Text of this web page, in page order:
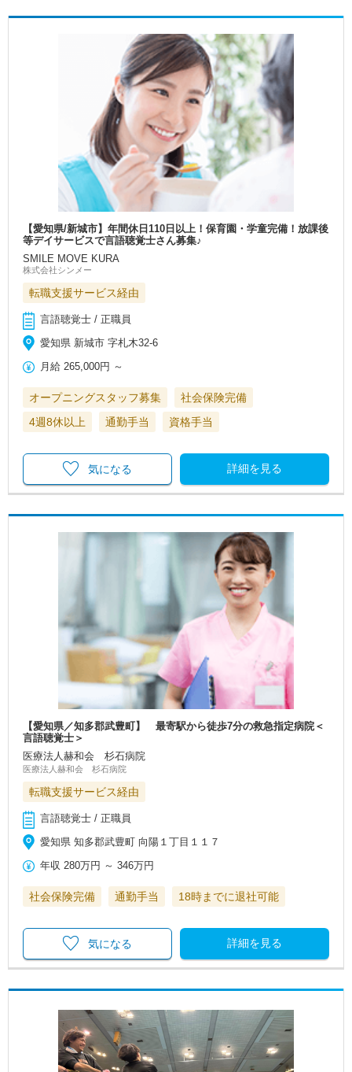
【愛知県/新城市】年間休日110日以上！保育園・学童完備！放課後
等デイサービスで言語聴覚士さん募集♪
SMILE MOVE KURA
株式会社シンメー
転職支援サービス経由
言語聴覚士 / 正職員
愛知県 新城市 字札木32‐6
月給 265,000円 ～
オープニングスタッフ募集
社会保険完備
4週8休以上
通勤手当 資格手当
詳細を見る
気になる
【愛知県／知多郡武豊町】 最寄駅から徒歩7分の救急指定病院＜
言語聴覚士＞
医療法人赫和会 杉石病院
医療法人赫和会 杉石病院
転職支援サービス経由
言語聴覚士 / 正職員
愛知県 知多郡武豊町 向陽１丁目１１７
年収 280万円 ～346万円
社会保険完備 通勤手当 18時までに退社可能
詳細を見る
気になる